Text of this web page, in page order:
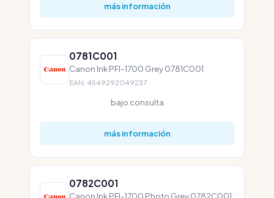
más información
0781C001
Canon Ink PFI-1700 Grey 0781C001
EAN: 4549292049237
bajo consulta
más información
0782C001
Canon Ink PFI-1700 Photo Grey 0782C001